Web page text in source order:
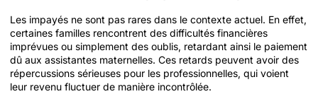
Les impayés ne sont pas rares dans le contexte actuel. En effet,
certaines familles rencontrent des difficultés financières
imprévues ou simplement des oublis, retardant ainsi le paiement
dû aux assistantes maternelles. Ces retards peuvent avoir des
répercussions sérieuses pour les professionnelles, qui voient
leur revenu fluctuer de manière incontrôlée.